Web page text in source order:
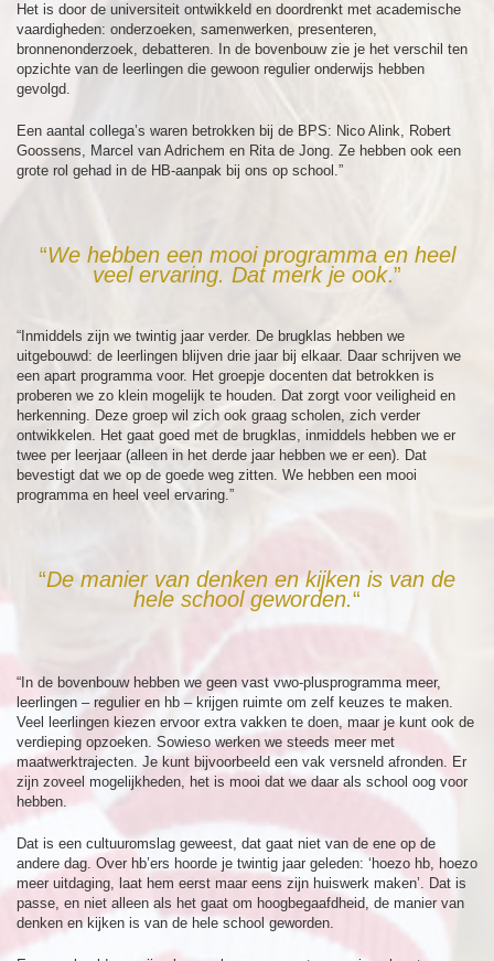
Het is door de universiteit ontwikkeld en doordrenkt met academische
vaardigheden: onderzoeken, samenwerken, presenteren,
bronnenonderzoek, debatteren. In de bovenbouw zie je het verschil ten
opzichte van de leerlingen die gewoon regulier onderwijs hebben
gevolgd.
Een aantal collega’s waren betrokken bij de BPS: Nico Alink, Robert
Goossens, Marcel van Adrichem en Rita de Jong. Ze hebben ook een
grote rol gehad in de HB-aanpak bij ons op school.”
“We hebben een mooi programma en heel
veel ervaring. Dat merk je ook.”
“Inmiddels zijn we twintig jaar verder. De brugklas hebben we
uitgebouwd: de leerlingen blijven drie jaar bij elkaar. Daar schrijven we
een apart programma voor. Het groepje docenten dat betrokken is
proberen we zo klein mogelijk te houden. Dat zorgt voor veiligheid en
herkenning. Deze groep wil zich ook graag scholen, zich verder
ontwikkelen. Het gaat goed met de brugklas, inmiddels hebben we er
twee per leerjaar (alleen in het derde jaar hebben we er een). Dat
bevestigt dat we op de goede weg zitten. We hebben een mooi
programma en heel veel ervaring.”
“De manier van denken en kijken is van de
hele school geworden.“
“In de bovenbouw hebben we geen vast vwo-plusprogramma meer,
leerlingen – regulier en hb – krijgen ruimte om zelf keuzes te maken.
Veel leerlingen kiezen ervoor extra vakken te doen, maar je kunt ook de
verdieping opzoeken. Sowieso werken we steeds meer met
maatwerktrajecten. Je kunt bijvoorbeeld een vak versneld afronden. Er
zijn zoveel mogelijkheden, het is mooi dat we daar als school oog voor
hebben.
Dat is een cultuuromslag geweest, dat gaat niet van de ene op de
andere dag. Over hb’ers hoorde je twintig jaar geleden: ‘hoezo hb, hoezo
meer uitdaging, laat hem eerst maar eens zijn huiswerk maken’. Dat is
passe, en niet alleen als het gaat om hoogbegaafdheid, de manier van
denken en kijken is van de hele school geworden.